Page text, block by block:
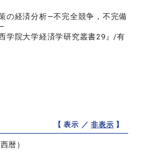
の経済分析―不完全競争，不完備
西学院大学経済学研究叢書29』/有
【 表示 ／非表示 】
暦）